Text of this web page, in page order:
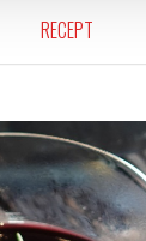
RECEPT